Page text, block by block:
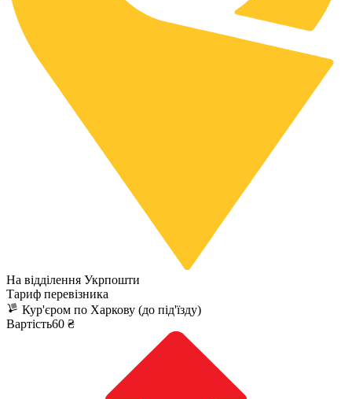
На відділення Укрпошти
Тариф перевізника
Кур'єром по Харкову (до під'їзду)
Вартість60 ₴